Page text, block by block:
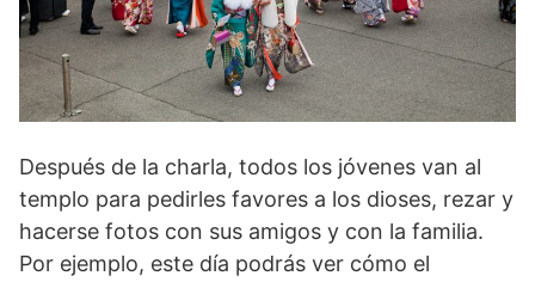
Después de la charla, todos los jóvenes van al
templo para pedirles favores a los dioses, rezar y
hacerse fotos con sus amigos y con la familia.
Por ejemplo, este día podrás ver cómo el